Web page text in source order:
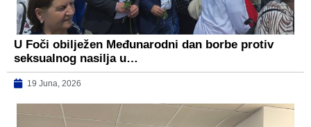
U Foči obilježen Međunarodni dan borbe protiv
seksualnog nasilja u…
19 Juna, 2026